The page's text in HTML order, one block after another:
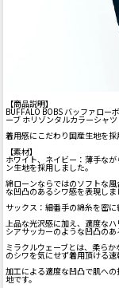
【商品説明】
BUFFALO BOBS バッファロー
ーブ ホリゾンタルカラーシャツ
着用感にこだわり国産生地を採
【素材】
ホワイト、ネイビー：薄手な
ン生地を採用しました。
綿ローンならではのソフトな
な凹凸のあるシワ感を表現しま
サックス：細番手の綿糸を密
上品な光沢感に加え、適度な
シアサッカーのような凹凸のあ
ミラクルウェーブとは、柔ら
のシワを気にせず着用頂ける速
加工による適度な凹凸で肌へ
地です。